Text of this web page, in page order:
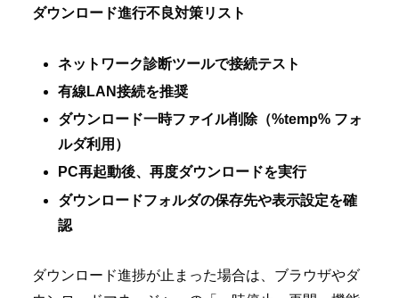
ダウンロード進行不良対策リスト
ネットワーク診断ツールで接続テスト
有線LAN接続を推奨
ダウンロード一時ファイル削除（%temp% フォ
ルダ利用）
PC再起動後、再度ダウンロードを実行
ダウンロードフォルダの保存先や表示設定を確
認
ダウンロード進捗が止まった場合は、ブラウザやダ